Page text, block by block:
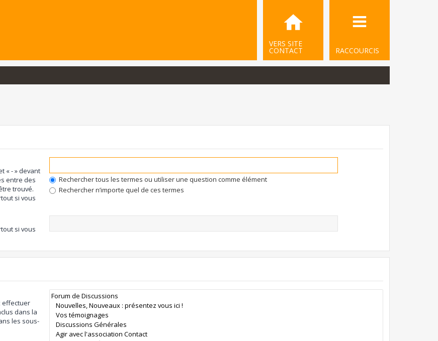
RACCOURCIS
VERS SITE
CONTACT
« - » devant
entre des
trouvé.
si vous
Rechercher tous les termes ou utiliser une question comme élément
Rechercher n’importe quel de ces termes
si vous
effectuer
dans la
les sous-